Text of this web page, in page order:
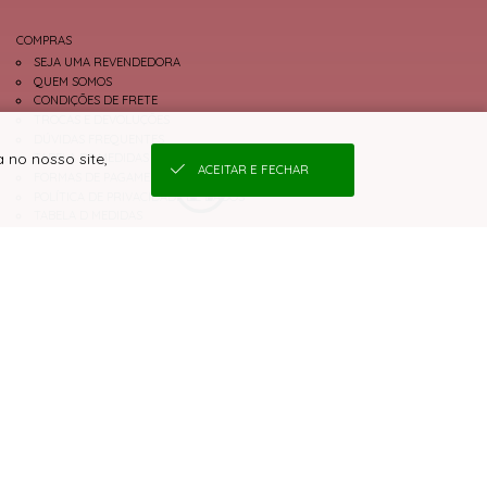
COMPRAS
SEJA UMA REVENDEDORA
QUEM SOMOS
CONDIÇÕES DE FRETE
TABELA DE MEDIDAS
FORMAS DE PAGAMENTO
POLÍTICA DE PRIVACIDADE DE DADOS
no nosso site,
ACEITAR E FECHAR